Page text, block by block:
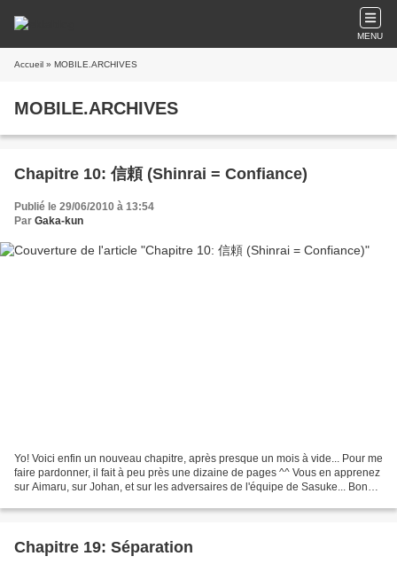
MENU
Accueil » MOBILE.ARCHIVES
MOBILE.ARCHIVES
Chapitre 10: 信頼 (Shinrai = Confiance)
Publié le 29/06/2010 à 13:54
Par Gaka-kun
Yo! Voici enfin un nouveau chapitre, après presque un mois à vide... Pour me
faire pardonner, il fait à peu près une dizaine de pages ^^ Vous en apprenez
sur Aimaru, sur Johan, et sur les adversaires de l'équipe de Sasuke... Bonne
Chapitre 19: Séparation